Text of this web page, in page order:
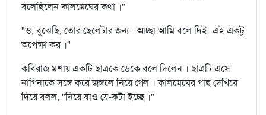
বলেছিলেন কালমেঘের কথা ।"
"ও, বুঝেছি, তোর ছেলেটার জন্য - আচ্ছা আমি বলে দিই- এই একটু
অপেক্ষা কর ।"
কবিরাজ মশায় একটি ছাত্রকে ডেকে বলে দিলেন । ছাত্রটি এসে
নাগিনাকে সঙ্গে করে জঙ্গলে নিয়ে গেল । কালমেঘের গাছ দেখিয়ে
দিয়ে বলল, "নিয়ে যাও যে-কটা ইচ্ছে ।"